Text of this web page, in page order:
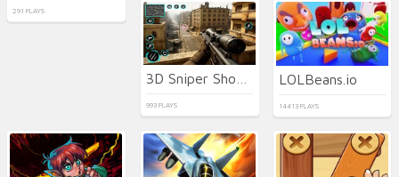
291 PLAYS
993 PLAYS
LOLBeans.io
14413 PLAYS